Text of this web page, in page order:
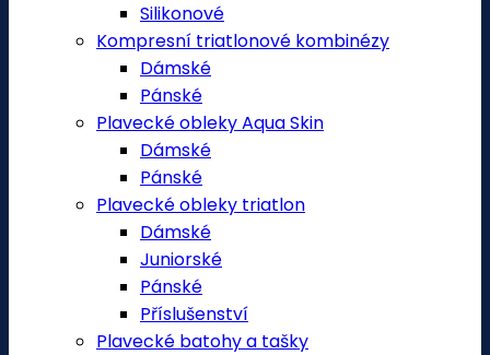
Silikonové
Kompresní triatlonové kombinézy
Dámské
Pánské
Plavecké obleky Aqua Skin
Dámské
Pánské
Plavecké obleky triatlon
Dámské
Juniorské
Pánské
Příslušenství
Plavecké batohy a tašky